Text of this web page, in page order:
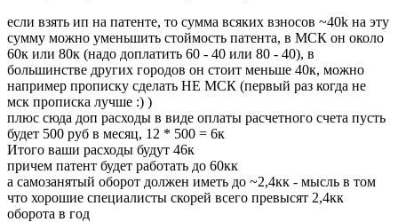
если взять ип на патенте, то сумма всяких взносов ~40k на эту
сумму можно уменьшить стоймость патента, в МСК он около
60к или 80к (надо доплатить 60 - 40 или 80 - 40), в
большинстве других городов он стоит меньше 40к, можно
например прописку сделать НЕ МСК (первый раз когда не
мск прописка лучше :) )
плюс сюда доп расходы в виде оплаты расчетного счета пусть
будет 500 руб в месяц, 12 * 500 = 6к
Итого ваши расходы будут 46к
причем патент будет работать до 60кк
а самозанятый оборот должен иметь до ~2,4кк - мысль в том
что хорошие специалисты скорей всего превысят 2,4кк
оборота в год